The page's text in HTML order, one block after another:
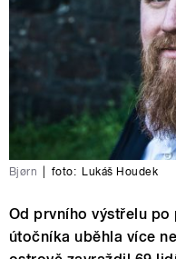
Bjørn foto: Lukáš Houdek
Od prvního výstřelu
útočníka uběhla více